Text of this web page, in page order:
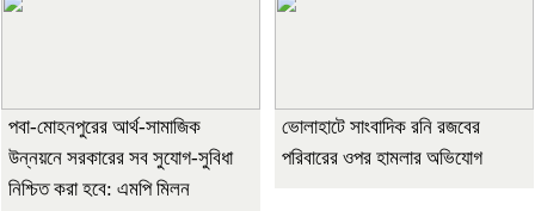
পবা-মোহনপুরের আর্থ-সামাজিক
উন্নয়নে সরকারের সব সুযোগ-সুবিধা
নিশ্চিত করা হবে: এমপি মিলন
ভোলাহাটে সাংবাদিক রনি রজবের
পরিবারের ওপর হামলার অভিযোগ